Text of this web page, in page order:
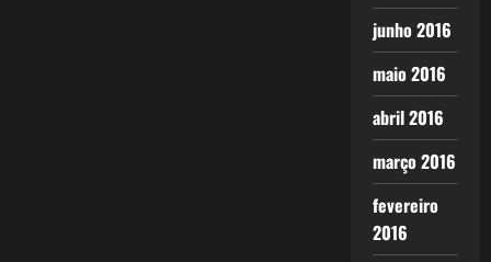
junho 2016
maio 2016
abril 2016
março 2016
fevereiro
2016